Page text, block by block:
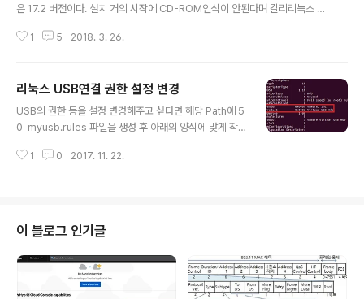
은 17.2 버전이다. 설치 거의 시작에 CD-ROM인식이 안된다며 칼리리눅스 진
ount시키려고 해도 안되는 경우가 발생하는데 정말 간단하게 해결이 가능하
1 5 2018. 3. 26.
리눅스 USB연결 권한 설정 변경
USB의 권한 등을 설정 변경해주고 싶다면 해당 Path에 5
0-myusb.rules 파일을 생성 후 아래의 양식에 맞게 작성
성) SUBSYSTEM=="usb", ATTRS{idvendor}=="A
1 0 2017. 11. 22.
이 블로그 인기글